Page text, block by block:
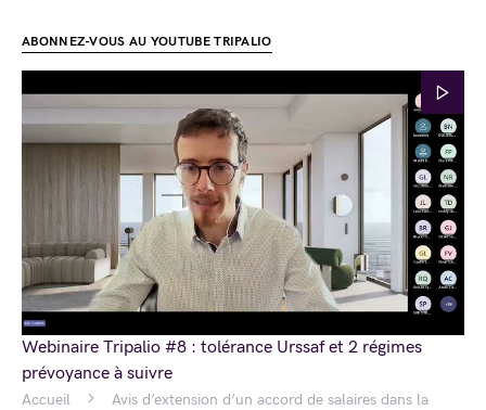
Accueil
Avis d’extension d’un accord de salaires dans la
ABONNEZ-VOUS AU YOUTUBE TRIPALIO
Webinaire Tripalio #8 : tolérance Urssaf et 2 régimes
prévoyance à suivre